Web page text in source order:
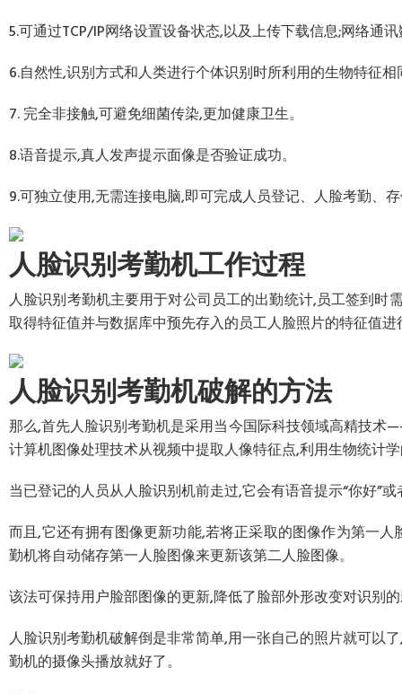
5.可通过TCP/IP网络设置设备状态,以及上传下载信息;网络通
6.自然性,识别方式和人类进行个体识别时所利用的生物特征相
7. 完全非接触,可避免细菌传染,更加健康卫生。
8.语音提示,真人发声提示面像是否验证成功。
9.可独立使用,无需连接电脑,即可完成人员登记、人脸考勤、
人脸识别考勤机工作过程
人脸识别考勤机主要用于对公司员工的出勤统计,员工签到
取得特征值并与数据库中预先存入的员工人脸照片的特征值
人脸识别考勤机破解的方法
那么,首先人脸识别考勤机是采用当今国际科技领域高精技
计算机图像处理技术从视频中提取人像特征点,利用生物统计
当已登记的人员从人脸识别机前走过,它会有语音提示“你好”
而且,它还有拥有图像更新功能,若将正采取的图像作为第一
勤机将自动储存第一人脸图像来更新该第二人脸图像。
该法可保持用户脸部图像的更新,降低了脸部外形改变对识别
人脸识别考勤机破解倒是非常简单,用一张自己的照片就可以
勤机的摄像头播放就好了。